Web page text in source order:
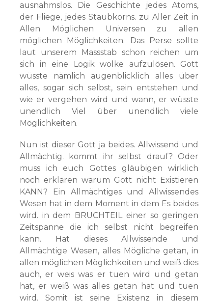
ausnahmslos. Die Geschichte jedes Atoms,
der Fliege, jedes Staubkorns. zu Aller Zeit in
Allen Möglichen Universen zu allen
möglichen Möglichkeiten. Das Perse sollte
laut unserem Massstab schon reichen um
sich in eine Logik wolke aufzulösen. Gott
wüsste nämlich augenblicklich alles über
alles, sogar sich selbst, sein entstehen und
wie er vergehen wird und wann, er wüsste
unendlich Viel über unendlich viele
Möglichkeiten.
Nun ist dieser Gott ja beides. Allwissend und
Allmächtig. kommt ihr selbst drauf? Oder
muss ich euch Gottes gläubigen wirklich
noch erklären warum Gott nicht Existieren
KANN? Ein Allmächtiges und Allwissendes
Wesen hat in dem Moment in dem Es beides
wird. in dem BRUCHTEIL einer so geringen
Zeitspanne die ich selbst nicht begreifen
kann. Hat dieses Allwissende und
Allmächtige Wesen, alles Mögliche getan, in
allen möglichen Möglichkeiten und weiß dies
auch, er weis was er tuen wird und getan
hat, er weiß was alles getan hat und tuen
wird. Somit ist seine Existenz in diesem